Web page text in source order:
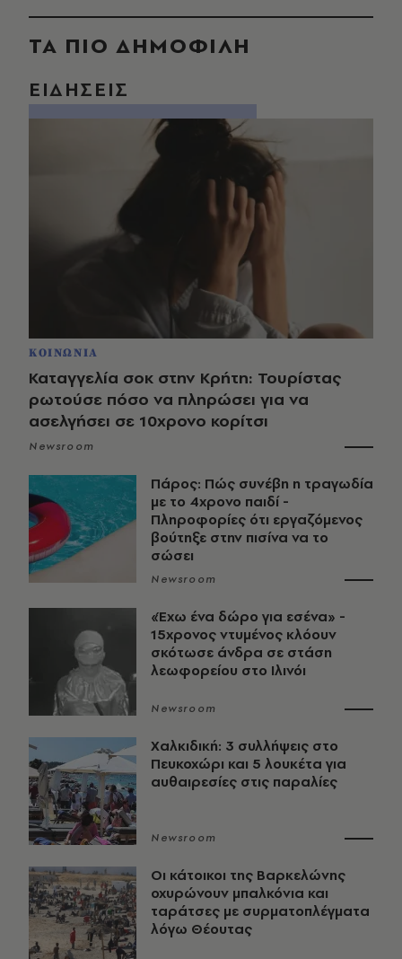
ΤΑ ΠΙΟ ΔΗΜΟΦΙΛΗ
ΕΙΔΗΣΕΙΣ
ΚΟΙΝΩΝΙΑ
Καταγγελία σοκ στην Κρήτη: Τουρίστας
ρωτούσε πόσο να πληρώσει για να
ασελγήσει σε 10χρονο κορίτσι
Newsroom
Πάρος: Πώς συνέβη η τραγωδία
με το 4χρονο παιδί -
Πληροφορίες ότι εργαζόμενος
βούτηξε στην πισίνα να το
σώσει
Newsroom
«Έχω ένα δώρο για εσένα» -
15χρονος ντυμένος κλόουν
σκότωσε άνδρα σε στάση
λεωφορείου στο Ιλινόι
Newsroom
Χαλκιδική: 3 συλλήψεις στο
Πευκοχώρι και 5 λουκέτα για
αυθαιρεσίες στις παραλίες
Newsroom
Οι κάτοικοι της Βαρκελώνης
οχυρώνουν μπαλκόνια και
ταράτσες με συρματοπλέγματα
λόγω Θέουτας